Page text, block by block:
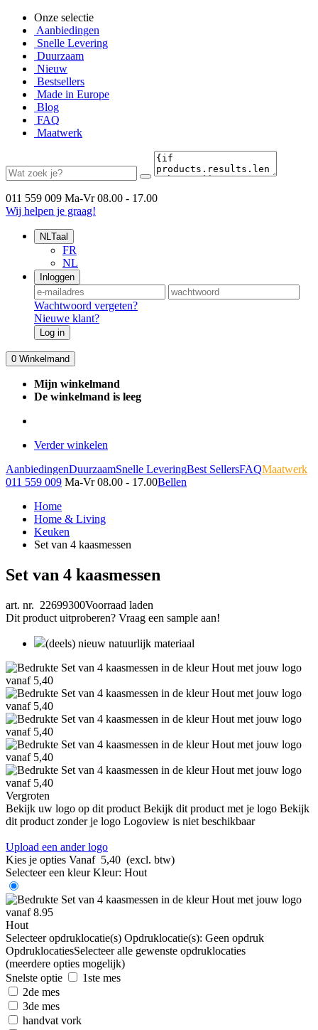
Onze selectie
Aanbiedingen
Snelle Levering
Duurzaam
Nieuw
Bestsellers
Made in Europe
Blog
FAQ
Maatwerk
011 559 009 Ma-Vr 08.00 - 17.00
Wij helpen je graag!
NLTaal
FR
NL
Inloggen
Wachtwoord vergeten?
Nieuwe klant?
Log in
0 Winkelmand
Mijn winkelmand
De winkelmand is leeg
Verder winkelen
AanbiedingenDuurzaamSnelle LeveringBest SellersFAQMaatwerk
011 559 009 Ma-Vr 08.00 - 17.00Bellen
Home
Home & Living
Keuken
Set van 4 kaasmessen
Set van 4 kaasmessen
art. nr. 22699300Voorraad laden
Dit product uitproberen? Vraag een sample aan!
(deels) nieuw natuurlijk materiaal
Vergroten
Bekijk uw logo op dit product Bekijk dit product met je logo Bekijk
dit product zonder je logo Logoview is niet beschikbaar
Upload een ander logo
Kies je opties Vanaf 5,40 (excl. btw)
Selecteer een kleur Kleur: Hout
Hout
Selecteer opdruklocatie(s) Opdruklocatie(s): Geen opdruk
OpdruklocatiesSelecteer alle gewenste opdruklocaties
(meerdere opties mogelijk)
Snelste optie
1ste mes
2de mes
3de mes
handvat vork